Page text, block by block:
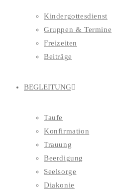
Kindergottesdienst
Gruppen & Termine
Freizeiten
Beiträge
BEGLEITUNG
Taufe
Konfirmation
Trauung
Beerdigung
Seelsorge
Diakonie